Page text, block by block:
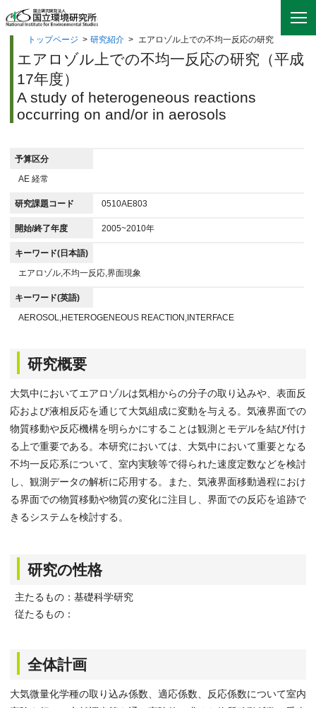
トップページ > 研究紹介 > エアロゾル上での不均一反応の研究
エアロゾル上での不均一反応の研究（平成
17年度）
A study of heterogeneous reactions
occurring on and/or in aerosols
予算区分
AE 経常
研究課題コード 0510AE803
開始/終了年度 2005~2010年
キーワード(日本語)
エアロゾル,不均一反応,界面現象
キーワード(英語)
AEROSOL,HETEROGENEOUS REACTION,INTERFACE
研究概要
大気中においてエアロゾルは気相からの分子の取り込みや、表面反
応および液相反応を通じて大気組成に変動を与える。気液界面での
物質移動や反応機構を明らかにすることは観測とモデルを結び付け
る上で重要である。本研究においては、大気中において重要となる
不均一反応系について、室内実験等で得られた速度定数などを検討
し、観測データの解析に応用する。また、気液界面移動過程におけ
る界面での物質移動や物質の変化に注目し、界面での反応を追跡で
きるシステムを検討する。
研究の性格
主たるもの：基礎科学研究
従たるもの：
全体計画
大気微量化学種の取り込み係数、適応係数、反応係数について室内